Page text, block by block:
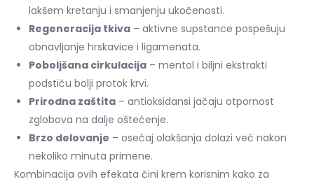
lakšem kretanju i smanjenju ukočenosti.
Regeneracija tkiva – aktivne supstance pospešuju
obnavljanje hrskavice i ligamenata.
Poboljšana cirkulacija – mentol i biljni ekstrakti
podstiču bolji protok krvi.
Prirodna zaštita – antioksidansi jačaju otpornost
zglobova na dalje oštećenje.
Brzo delovanje – osećaj olakšanja dolazi već nakon
nekoliko minuta primene.
Kombinacija ovih efekata čini krem korisnim kako za